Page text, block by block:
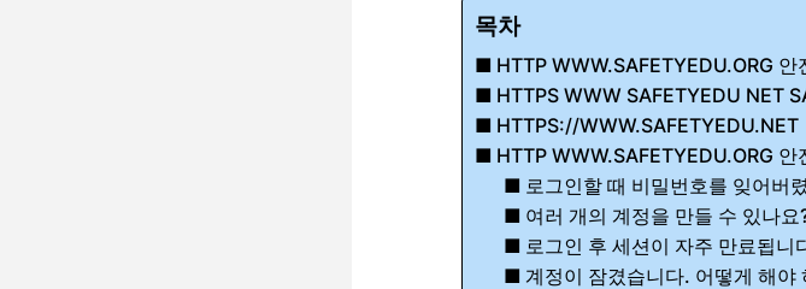
목차
HTTP WWW.SAFETYEDU.ORG 안
HTTPS WWW SAFETYEDU NET
HTTPS://WWW.SAFETYEDU.NET
HTTP WWW.SAFETYEDU.ORG
로그인할 때 비밀번호를 잊어버
여러 개의 계정을 만들 수 있나요
로그인 후 세션이 자주 만료됩니
계정이 잠겼습니다. 어떻게 해야